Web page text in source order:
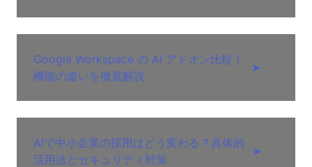
Google Workspace の AI アドオン比較！
機能の違いを徹底解説
➤
AIで中小企業の採用はどう変わる？具体的
活用法とセキュリティ対策
➤